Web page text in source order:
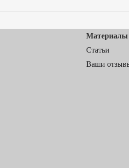
Материалы
Статьи
Ваши